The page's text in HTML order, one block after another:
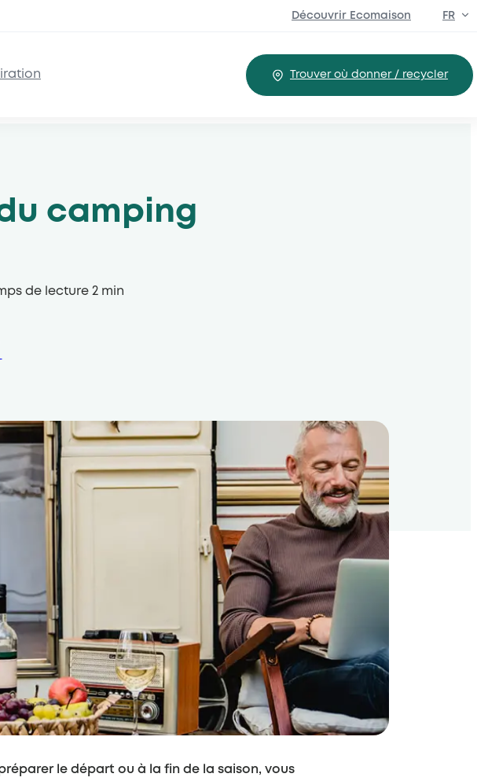
Découvrir Ecomaison FR
Trouver où donner / recycler
camping
de lecture 2 min
le départ ou à la fin de la saison, vous